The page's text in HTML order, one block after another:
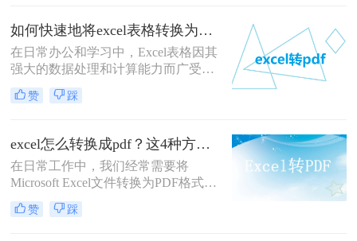
为了首选。那么如何将excel转pdf文件
格式呢？本文将详细介绍几种将Excel
文件转换为PDF文件的方法，帮助用
户轻松实现这一转换过程。
如何快速地将excel表格转换为pdf文件格式？有这三种方法可以快速转换！
在日常办公和学习中，Excel表格因其
强大的数据处理和计算能力而广受欢
迎。然而，在某些情况下，我们可能
需要将Excel表格转换为PDF文件格
档。PDF文件具有跨平台兼容性好、
格式固定不易被篡改等优点，非常适
合用于这些场景。那么如何快速地将
excel表格转换为pdf文件格式呢？本文
将介绍几种快速将Excel表格转换为
PDF文件的方法。
赞 踩
excel怎么转换成pdf？这4种方法很实用！
在日常工作中，我们经常需要将
Microsoft Excel文件转换为PDF格式，
以保持数据的格式不变，便于分享和
打印。PDF格式的文件具有跨平台兼
赞 踩